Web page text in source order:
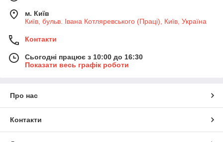
м. Київ
Київ, бульв. Івана Котляревського (Праці), Київ, Україна
Контакти
Сьогодні працює з 10:00 до 16:30
Показати весь графік роботи
Про нас
Контакти